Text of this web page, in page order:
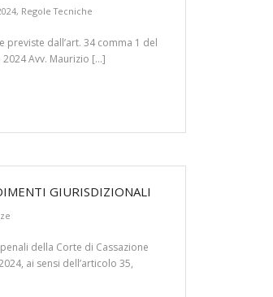
, Regole Tecniche
previste dall’art. 34 comma 1 del
Avv. Maurizio […]
GIURISDIZIONALI
della Corte di Cassazione
ai sensi dell’articolo 35,